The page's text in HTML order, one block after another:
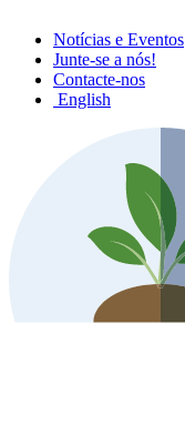
Notícias e Eventos
Junte-se a nós!
Contacte-nos
English